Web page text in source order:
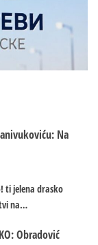
Na
ti jelena drasko
na…
Obradović